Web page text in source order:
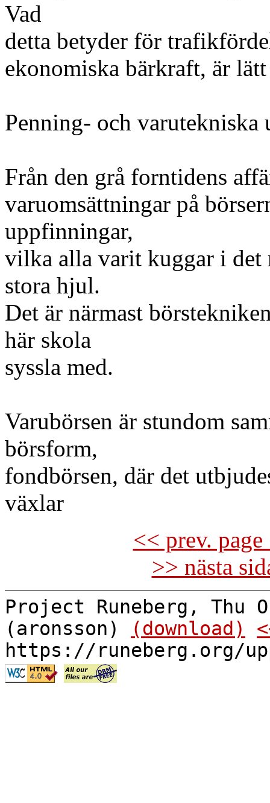
Vad
detta betyder för
ekonomiska bärkraft, är
Penning- och varutekniska
Från den grå forntidens
varuomsättningar på
uppfinningar,
vilka alla varit kuggar i det
stora hjul.
Det är närmast
här skola
syssla med.
Varubörsen är stundom
börsform,
fondbörsen, där det
växlar
<< prev.
>> nästa
Project Runeberg, Thu
(aronsson)
(download)
https://runeberg.org/